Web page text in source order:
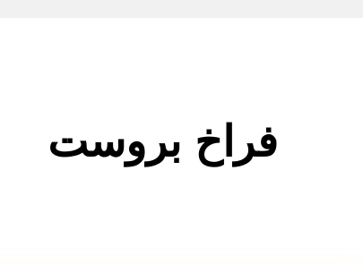
فراخ بروست